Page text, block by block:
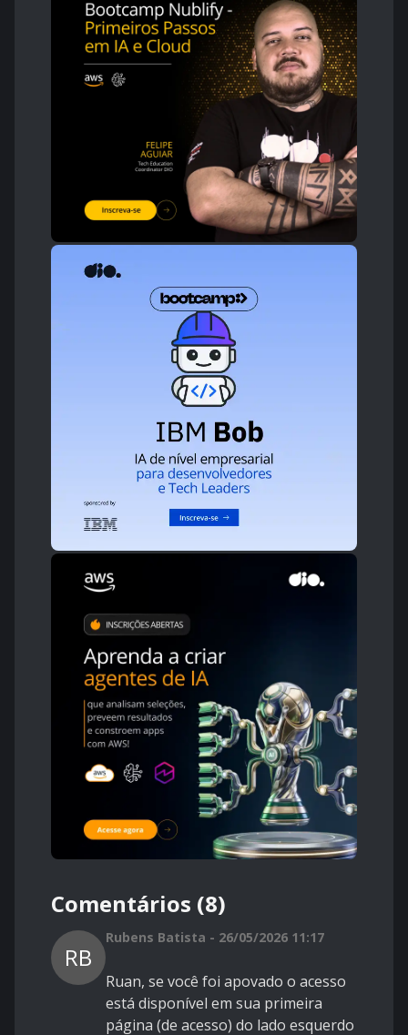
Comentários (8)
RB
Rubens Batista - 26/05/2026 11:17
Ruan, se você foi apovado o acesso
está disponível em sua primeira
página (de acesso) do lado esquerdo